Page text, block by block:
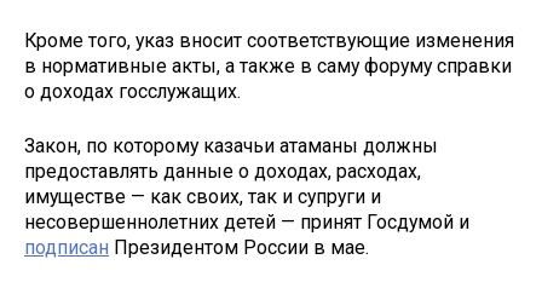
Кроме того, указ вносит соответствующие изменения
в нормативные акты, а также в саму форуму справки
о доходах госслужащих.
Закон, по которому казачьи атаманы должны
предоставлять данные о доходах, расходах,
имуществе — как своих, так и супруги и
несовершеннолетних детей — принят Госдумой и
подписан Президентом России в мае.